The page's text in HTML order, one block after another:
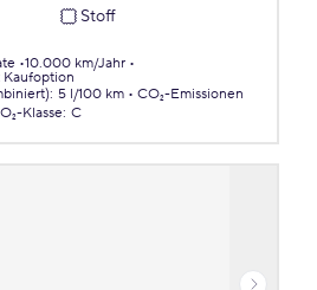
Stoff
10.000 km/Jahr
Kaufoption
: 5 l/100 km
CO₂-Emissionen
Klasse: C